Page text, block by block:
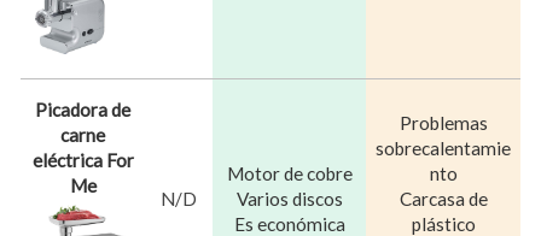
Picadora de
carne
eléctrica For
Me
N/D
Motor de cobre
Varios discos
Es económica
Problemas
sobrecalentamie
nto
Carcasa de
plástico